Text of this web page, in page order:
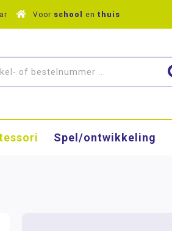
Voor school en thuis
Spel/ontwikkeling